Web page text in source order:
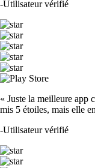
-Utilisateur vérifié
« Juste la meilleure app
mis 5 étoiles, mais elle
-Utilisateur vérifié